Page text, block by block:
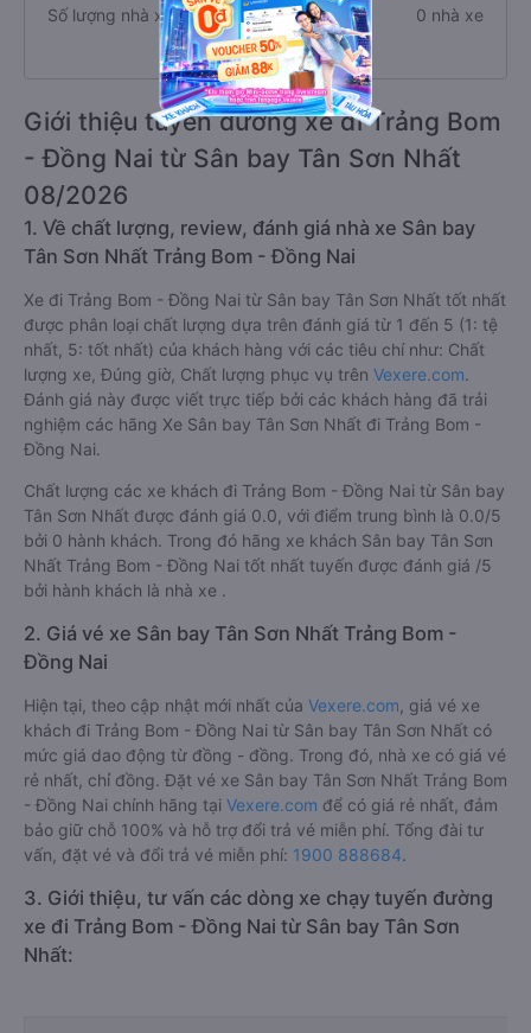
Số lượng nhà xe 0 nhà xe
Giới thiệu tuyến đường xe đi Trảng Bom
- Đồng Nai từ Sân bay Tân Sơn Nhất
08/2026
1. Về chất lượng, review, đánh giá nhà xe Sân bay
Tân Sơn Nhất Trảng Bom - Đồng Nai
Xe đi Trảng Bom - Đồng Nai từ Sân bay Tân Sơn Nhất tốt nhất
được phân loại chất lượng dựa trên đánh giá từ 1 đến 5 (1: tệ
nhất, 5: tốt nhất) của khách hàng với các tiêu chí như: Chất
lượng xe, Đúng giờ, Chất lượng phục vụ trên Vexere.com.
Đánh giá này được viết trực tiếp bởi các khách hàng đã trải
nghiệm các hãng Xe Sân bay Tân Sơn Nhất đi Trảng Bom -
Đồng Nai.
Chất lượng các xe khách đi Trảng Bom - Đồng Nai từ Sân bay
Tân Sơn Nhất được đánh giá 0.0, với điểm trung bình là 0.0/5
bởi 0 hành khách. Trong đó hãng xe khách Sân bay Tân Sơn
Nhất Trảng Bom - Đồng Nai tốt nhất tuyến được đánh giá /5
bởi hành khách là nhà xe .
2. Giá vé xe Sân bay Tân Sơn Nhất Trảng Bom -
Đồng Nai
Hiện tại, theo cập nhật mới nhất của Vexere.com , giá vé xe
khách đi Trảng Bom - Đồng Nai từ Sân bay Tân Sơn Nhất có
mức giá dao động từ đồng - đồng. Trong đó, nhà xe có giá vé
rẻ nhất, chỉ đồng. Đặt vé xe Sân bay Tân Sơn Nhất Trảng Bom
- Đồng Nai chính hãng tại Vexere.com để có giá rẻ nhất, đảm
bảo giữ chỗ 100% và hỗ trợ đổi trả vé miễn phí. Tổng đài tư
vấn, đặt vé và đổi trả vé miễn phí: 1900 888684.
3. Giới thiệu, tư vấn các dòng xe chạy tuyến đường
xe đi Trảng Bom - Đồng Nai từ Sân bay Tân Sơn
Nhất: